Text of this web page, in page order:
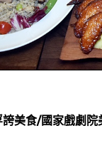
誇美食/國家戲劇